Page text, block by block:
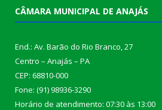
CÂMARA MUNICIPAL DE ANAJÁS
End.: Av. Barão do Rio Branco, 27
Centro – Anajás – PA
CEP: 68810-000
Fone: (91) 98936-3290
Horário de atendimento: 07:30 às 13:00